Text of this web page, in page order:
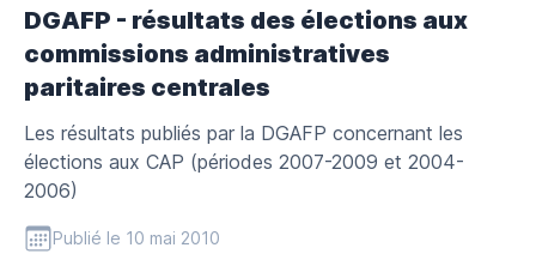
DGAFP - résultats des élections aux
commissions administratives
paritaires centrales
Les résultats publiés par la DGAFP concernant les
élections aux CAP (périodes 2007-2009 et 2004-
2006)
Publié le 10 mai 2010